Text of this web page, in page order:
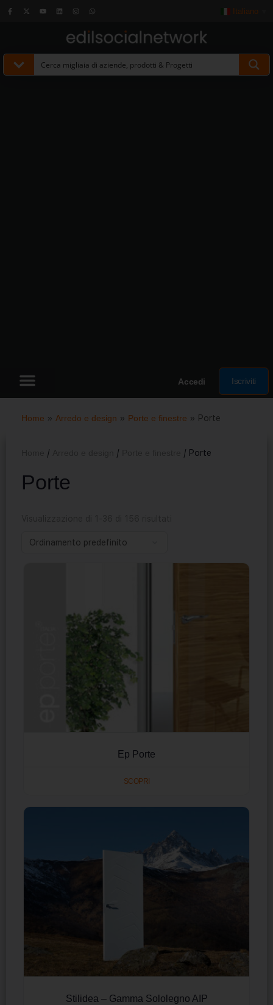
Italiano
Accedi Iscriviti
Home » Arredo e design » Porte e finestre » Porte
/ / / Porte
Porte
Ep Porte
SCOPRI
Stilidea – Gamma Sololegno AIP